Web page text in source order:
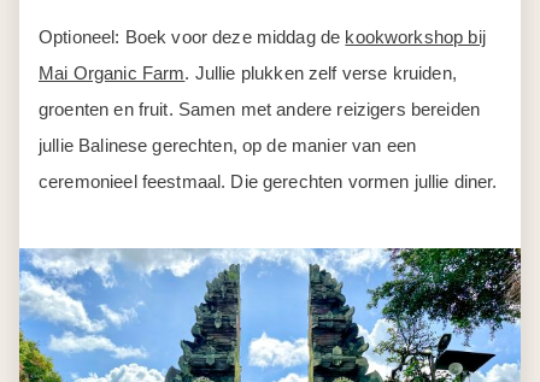
Optioneel: Boek voor deze middag de kookworkshop bij
Mai Organic Farm. Jullie plukken zelf verse kruiden,
groenten en fruit. Samen met andere reizigers bereiden
jullie Balinese gerechten, op de manier van een
ceremonieel feestmaal. Die gerechten vormen jullie diner.